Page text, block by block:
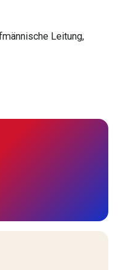
Leitung,